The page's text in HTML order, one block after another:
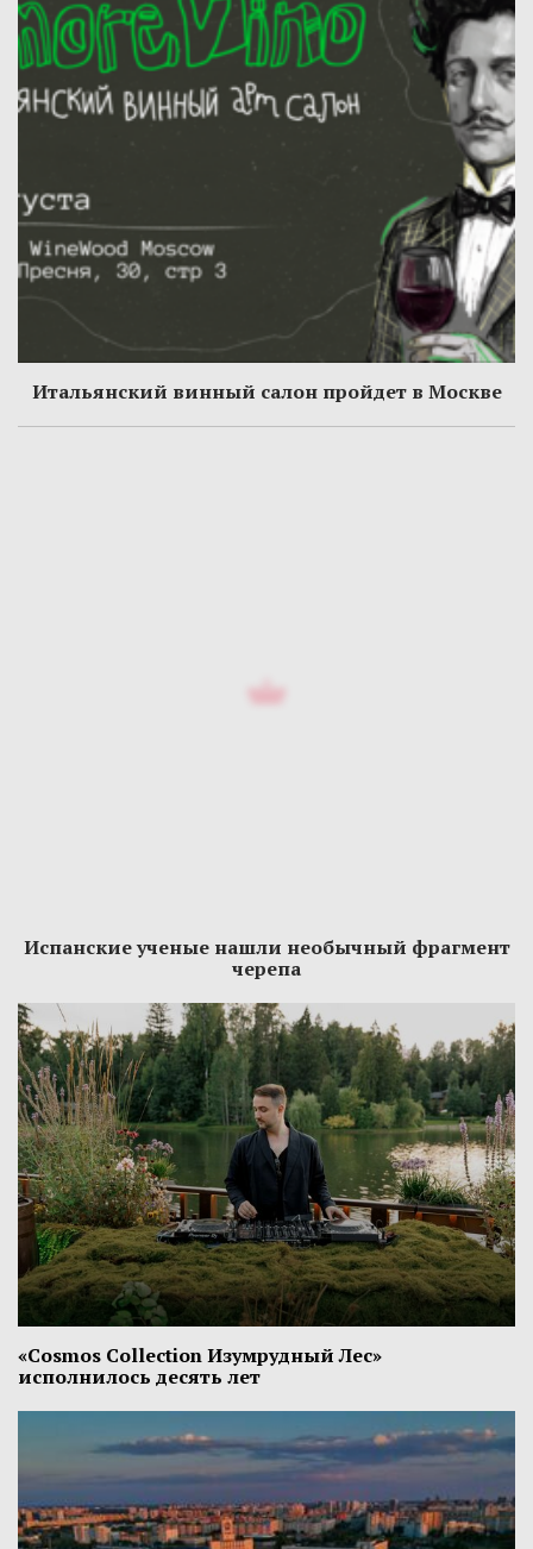
Итальянский винный салон пройдет в Москве
Испанские ученые нашли необычный фрагмент
черепа
«Cosmos Collection Изумрудный Лес»
исполнилось десять лет